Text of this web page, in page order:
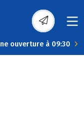
ouverture à 09:30